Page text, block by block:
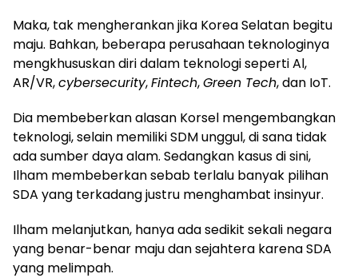
Maka, tak mengherankan jika Korea Selatan begitu
maju. Bahkan, beberapa perusahaan teknologinya
mengkhususkan diri dalam teknologi seperti Al,
AR/VR,cybersecurity,Fintech,Green Tech, dan IoT.
Dia membeberkan alasan Korsel mengembangkan
teknologi, selain memiliki SDM unggul, di sana tidak
ada sumber daya alam. Sedangkan kasus di sini,
Ilham membeberkan sebab terlalu banyak pilihan
SDA yang terkadang justru menghambat insinyur.
Ilham melanjutkan, hanya ada sedikit sekali negara
yang benar-benar maju dan sejahtera karena SDA
yang melimpah.